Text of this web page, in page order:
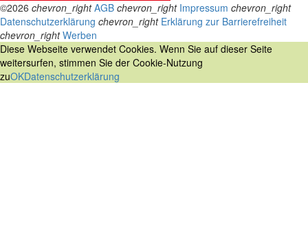
©2026 chevron_right AGB chevron_right Impressum chevron_right
Datenschutzerklärung chevron_right Erklärung zur Barrierefreiheit
chevron_right Werben
Diese Webseite verwendet Cookies. Wenn Sie auf dieser Seite
weitersurfen, stimmen Sie der Cookie-Nutzung
zuOKDatenschutzerklärung